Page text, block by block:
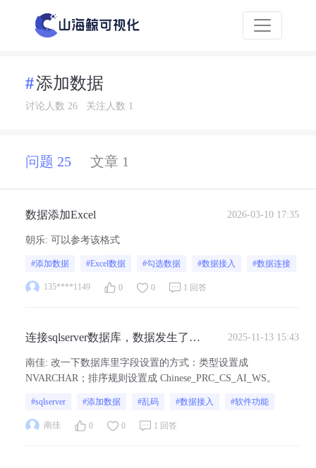
添加数据
讨论人数 26 关注人数 1
问题 25 文章 1
数据添加Excel 2026-03-10 17:35
朝乐: 可以参考该格式
#添加数据 #Excel数据 #勾选数据 #数据接入 #数据连接
135****1149 0 0 1 回答
连接sqlserver数据库，数据发生了乱
2025-11-13 15:43
南佳: 改一下数据库里字段设置的方式：类型设置成
NVARCHAR；排序规则设置成 Chinese_PRC_CS_AI_WS。
#sqlserver #添加数据 #乱码 #数据接入 #软件功能
南佳 0 0 1 回答